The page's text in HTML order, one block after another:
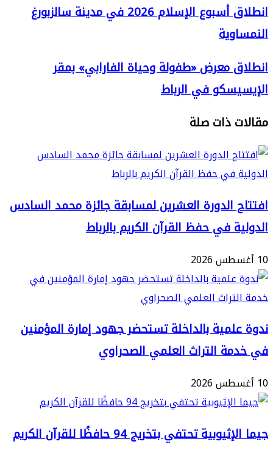
انطلاق أسبوع الإسلام 2026 في مدينة سالزبورغ
معرض «طفولة وحياة الفارابي» بمقر
في الرباط
ذات صلة
الدورة العشرين لمسابقة جائزة محمد السادس
في حفظ القرآن الكريم بالرباط
بالداخلة تستحضر جهود إمارة المؤمنين
التراث العلمي الصحراوي
تحتفي بتخريج 94 حافظًا للقرآن الكريم